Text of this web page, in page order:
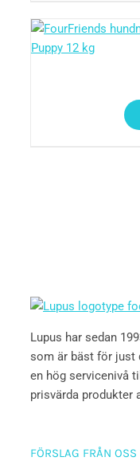
Lupus har sedan
som är bäst för just
en hög servicenivå
prisvärda produkter
FÖRSLAG FRÅN OSS